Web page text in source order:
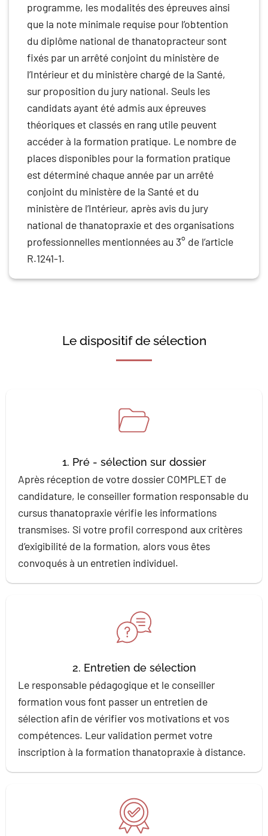
programme, les modalités des épreuves ainsi
que la note minimale requise pour l’obtention
du diplôme national de thanatopracteur sont
fixés par un arrêté conjoint du ministère de
l’Intérieur et du ministère chargé de la Santé,
sur proposition du jury national. Seuls les
candidats ayant été admis aux épreuves
théoriques et classés en rang utile peuvent
accéder à la formation pratique. Le nombre de
places disponibles pour la formation pratique
est déterminé chaque année par un arrêté
conjoint du ministère de la Santé et du
ministère de l’Intérieur, après avis du jury
national de thanatopraxie et des organisations
professionnelles mentionnées au 3° de l’article
R.1241-1.
Le dispositif de sélection
1. Pré - sélection sur dossier
Après réception de votre dossier COMPLET de
candidature, le conseiller formation responsable du
cursus thanatopraxie vérifie les informations
transmises. Si votre profil correspond aux critères
d’exigibilité de la formation, alors vous êtes
convoqués à un entretien individuel.
2. Entretien de sélection
Le responsable pédagogique et le conseiller
formation vous font passer un entretien de
sélection afin de vérifier vos motivations et vos
compétences. Leur validation permet votre
inscription à la formation thanatopraxie à distance.